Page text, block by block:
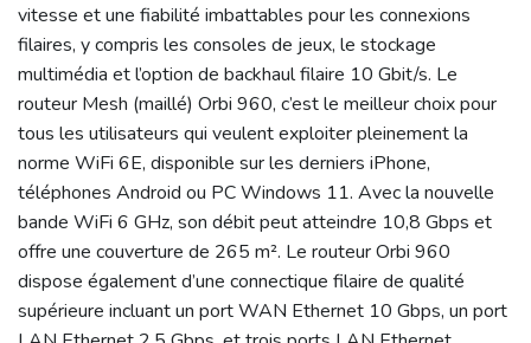
vitesse et une fiabilité imbattables pour les connexions
filaires, y compris les consoles de jeux, le stockage
multimédia et l’option de backhaul filaire 10 Gbit/s. Le
routeur Mesh (maillé) Orbi 960, c’est le meilleur choix pour
tous les utilisateurs qui veulent exploiter pleinement la
norme WiFi 6E, disponible sur les derniers iPhone,
téléphones Android ou PC Windows 11. Avec la nouvelle
bande WiFi 6 GHz, son débit peut atteindre 10,8 Gbps et
offre une couverture de 265 m². Le routeur Orbi 960
dispose également d’une connectique filaire de qualité
supérieure incluant un port WAN Ethernet 10 Gbps, un port